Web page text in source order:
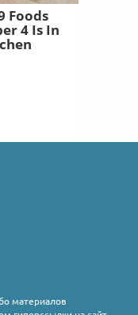
Foods
4 Is In
материалов